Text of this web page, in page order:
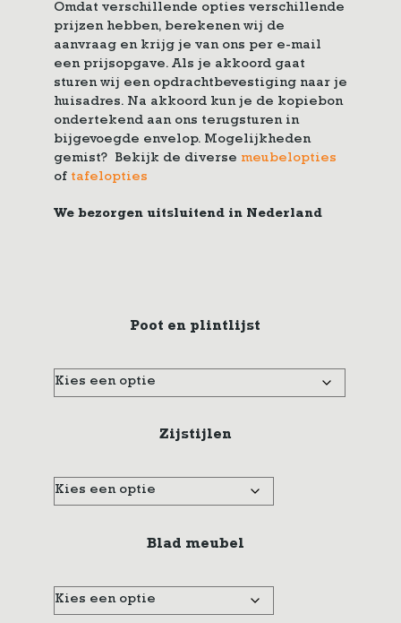
Omdat verschillende opties verschillende
prijzen hebben, berekenen wij de
aanvraag en krijg je van ons per e-mail
een prijsopgave. Als je akkoord gaat
sturen wij een opdrachtbevestiging naar je
huisadres. Na akkoord kun je de kopiebon
ondertekend aan ons terugsturen in
bijgevoegde envelop. Mogelijkheden
gemist? Bekijk de diverse meubelopties
of tafelopties
We bezorgen uitsluitend in Nederland
Poot en plintlijst
Zijstijlen
Blad meubel